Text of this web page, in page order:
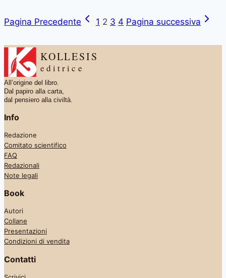
Pagina Precedente 1 2 3 4 Pagina successiva
KOLLESIS
editrice
All’origine del libro.
Dal papiro alla carta,
dal pensiero alla civiltà.
Info
Redazione
Comitato scientifico
FAQ
Redazionali
Note legali
Book
Autori
Collane
Presentazioni
Condizioni di vendita
Contatti